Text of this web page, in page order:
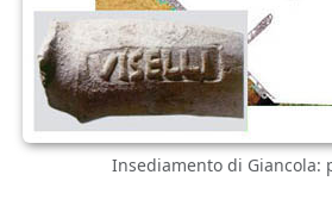
Insediamento di